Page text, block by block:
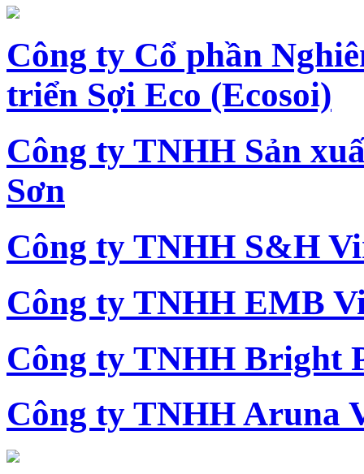
Công ty Cổ phần
triển Sợi Eco (Ecosoi)
Công ty TNHH Sản
Sơn
Công ty TNHH S&H
Công ty TNHH EMB
Công ty TNHH Bright
Công ty TNHH Aruna